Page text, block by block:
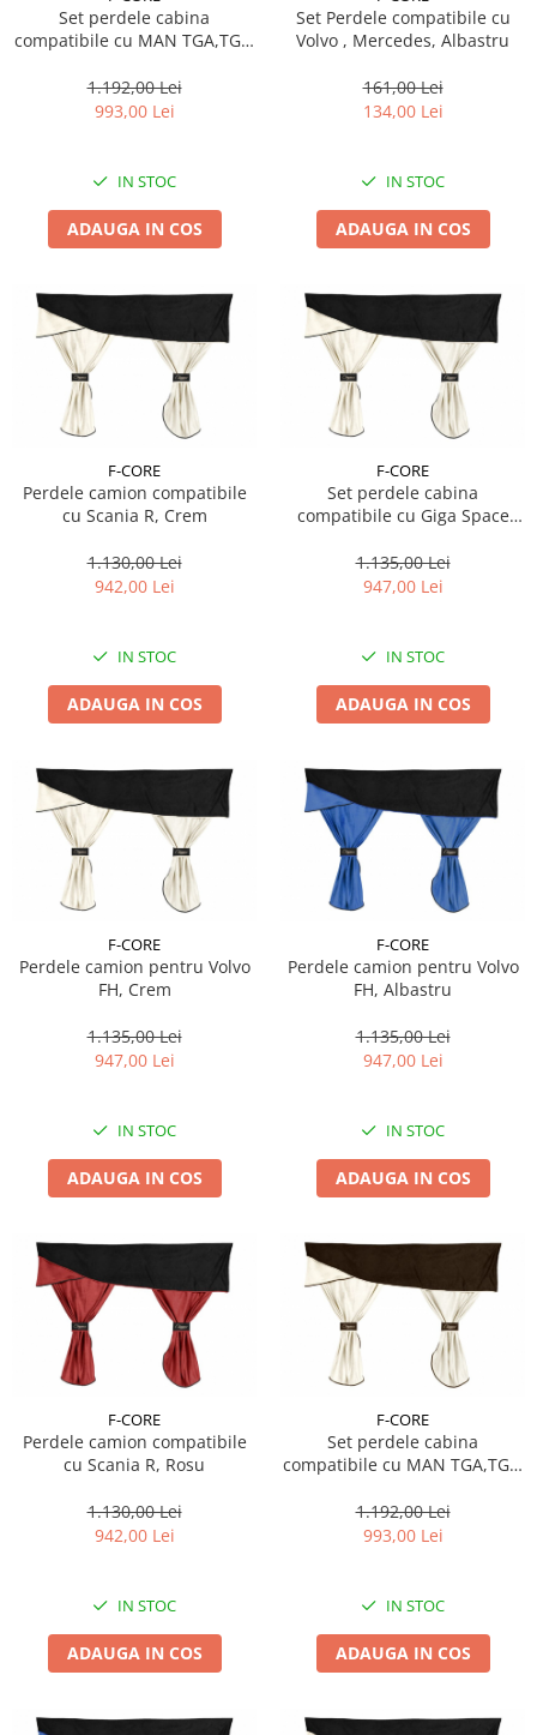
20W-50
20W-60
Ulei transmisie
Pipe si fise bujii
Bujii
Electrica
Semnalizare
Oglinzi moto
Consumabile BMW Motorrad
Uleiuri si lichide moto
Ulei moto
Ulei transmisie moto
Ulei furca moto
Curatare si intretinere lant moto
Antigel moto
Aditivi moto
Lichid de frana
Vaselina si spray-uri tehnice moto
Filtru combustibil
Buson golire ulei
Filtru ulei moto
Intretinere si curatare filtre moto
Intretinere moto
Intretinere echipament moto
Curatare moto
Covor moto
Accesorii moto
Antifurt
Huse moto
Suporti si kituri montaj topcase
Set perdele cabina
compatibile cu MAN TGA,TGX,
2002+, Crem
1.192,00 Lei
993,00 Lei
IN STOC
ADAUGA IN COS
Set Perdele compatibile cu
Volvo , Mercedes, Albastru
161,00 Lei
134,00 Lei
IN STOC
ADAUGA IN COS
F-CORE
Perdele camion compatibile
cu Scania R, Crem
1.130,00 Lei
942,00 Lei
IN STOC
ADAUGA IN COS
F-CORE
Set perdele cabina
compatibile cu Giga Space
07.2011+, Crem
1.135,00 Lei
947,00 Lei
IN STOC
ADAUGA IN COS
F-CORE
Perdele camion pentru Volvo
FH, Crem
1.135,00 Lei
947,00 Lei
IN STOC
ADAUGA IN COS
F-CORE
Perdele camion pentru Volvo
FH, Albastru
1.135,00 Lei
947,00 Lei
IN STOC
ADAUGA IN COS
F-CORE
Perdele camion compatibile
cu Scania R, Rosu
1.130,00 Lei
942,00 Lei
IN STOC
ADAUGA IN COS
F-CORE
Set perdele cabina
compatibile cu MAN TGA,TGX,
2002+, Maro/Crem
1.192,00 Lei
993,00 Lei
IN STOC
ADAUGA IN COS